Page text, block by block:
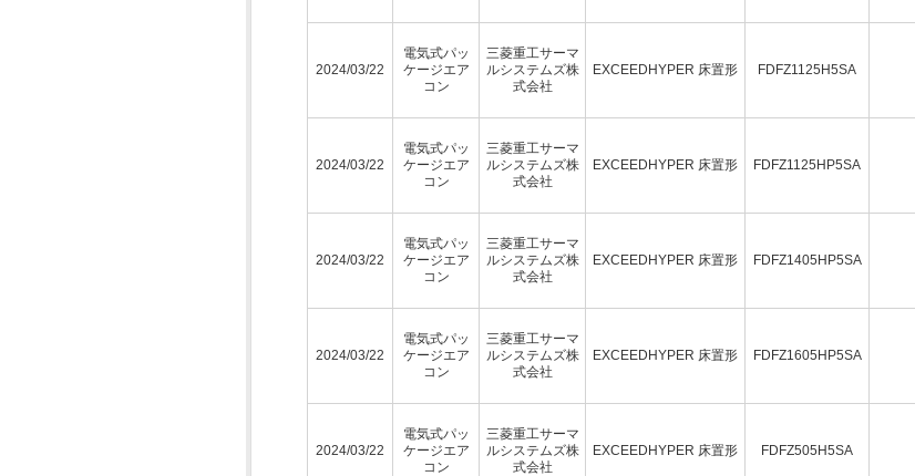
2024/03/22
電気式パッ
ケージエア
コン
三菱重工サーマ
ルシステムズ株
式会社
EXCEEDHYPER 床置形 FDFZ1125H5SA
2024/03/22
電気式パッ
ケージエア
コン
三菱重工サーマ
ルシステムズ株
式会社
EXCEEDHYPER 床置形 FDFZ1125HP5SA
2024/03/22
電気式パッ
ケージエア
コン
三菱重工サーマ
ルシステムズ株
式会社
EXCEEDHYPER 床置形 FDFZ1405HP5SA
2024/03/22
電気式パッ
ケージエア
コン
三菱重工サーマ
ルシステムズ株
式会社
EXCEEDHYPER 床置形 FDFZ1605HP5SA
2024/03/22
電気式パッ
ケージエア
コン
三菱重工サーマ
ルシステムズ株
式会社
EXCEEDHYPER 床置形 FDFZ505H5SA